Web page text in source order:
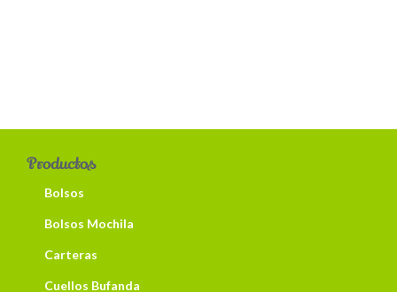
Productos
Bolsos
Bolsos Mochila
Carteras
Cuellos Bufanda